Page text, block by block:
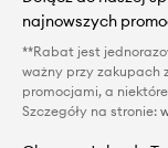
najnowszych
**Rabat jest
ważny przy zakupach
promocjami, a
Szczegóły na stronie: